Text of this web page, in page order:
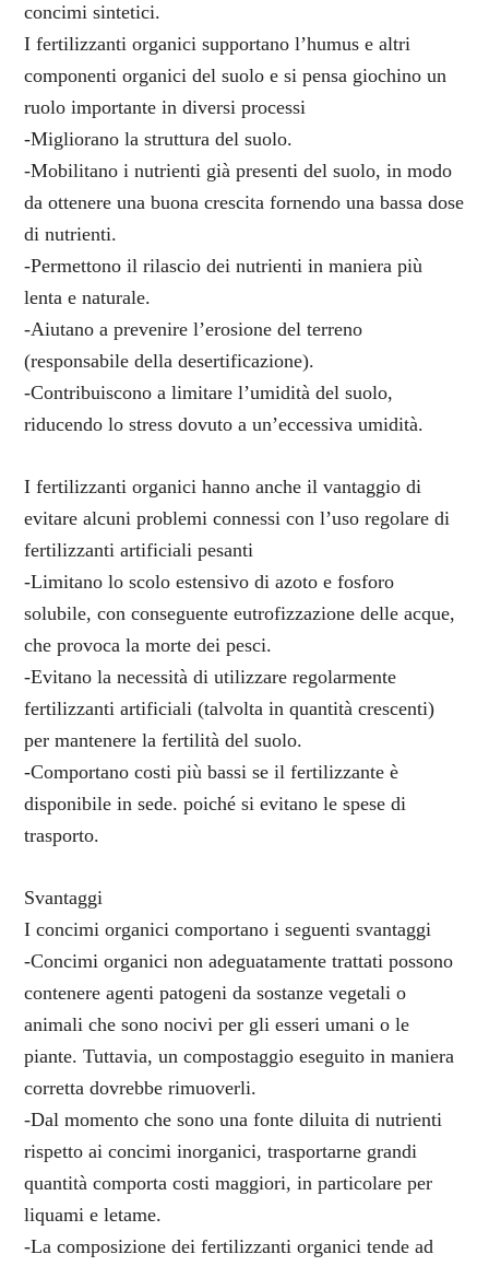
concimi sintetici.
I fertilizzanti organici supportano l’humus e altri
componenti organici del suolo e si pensa giochino un
ruolo importante in diversi processi
-Migliorano la struttura del suolo.
-Mobilitano i nutrienti già presenti del suolo, in modo
da ottenere una buona crescita fornendo una bassa dose
di nutrienti.
-Permettono il rilascio dei nutrienti in maniera più
lenta e naturale.
-Aiutano a prevenire l’erosione del terreno
(responsabile della desertificazione).
-Contribuiscono a limitare l’umidità del suolo,
riducendo lo stress dovuto a un’eccessiva umidità.
I fertilizzanti organici hanno anche il vantaggio di
evitare alcuni problemi connessi con l’uso regolare di
fertilizzanti artificiali pesanti
-Limitano lo scolo estensivo di azoto e fosforo
solubile, con conseguente eutrofizzazione delle acque,
che provoca la morte dei pesci.
-Evitano la necessità di utilizzare regolarmente
fertilizzanti artificiali (talvolta in quantità crescenti)
per mantenere la fertilità del suolo.
-Comportano costi più bassi se il fertilizzante è
disponibile in sede. poiché si evitano le spese di
trasporto.
Svantaggi
I concimi organici comportano i seguenti svantaggi
-Concimi organici non adeguatamente trattati possono
contenere agenti patogeni da sostanze vegetali o
animali che sono nocivi per gli esseri umani o le
piante. Tuttavia, un compostaggio eseguito in maniera
corretta dovrebbe rimuoverli.
-Dal momento che sono una fonte diluita di nutrienti
rispetto ai concimi inorganici, trasportarne grandi
quantità comporta costi maggiori, in particolare per
liquami e letame.
-La composizione dei fertilizzanti organici tende ad